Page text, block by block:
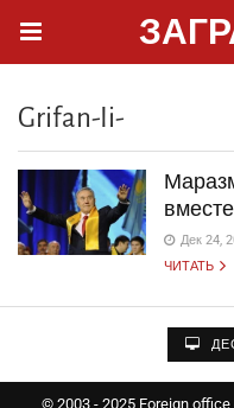
Grifan-Ii-
Дек 24,
ЧИТАТЬ
© 2003 - 2025 Foreign